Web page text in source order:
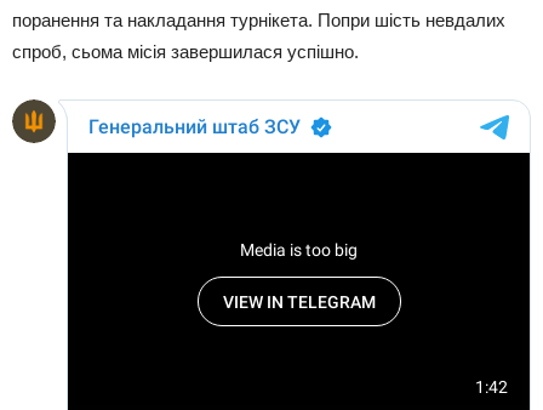
поранення та накладання турнікета. Попри шість невдалих
спроб, сьома місія завершилася успішно.